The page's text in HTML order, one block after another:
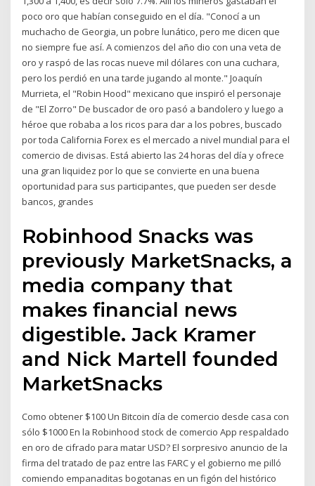
poco oro que habían conseguido en el día. "Conocí a un
muchacho de Georgia, un pobre lunático, pero me dicen que
no siempre fue así. A comienzos del año dio con una veta de
oro y raspó de las rocas nueve mil dólares con una cuchara,
pero los perdió en una tarde jugando al monte." Joaquín
Murrieta, el "Robin Hood" mexicano que inspiró el personaje
de "El Zorro" De buscador de oro pasó a bandolero y luego a
héroe que robaba a los ricos para dar a los pobres, buscado
por toda California Forex es el mercado a nivel mundial para el
comercio de divisas. Está abierto las 24 horas del día y ofrece
una gran liquidez por lo que se convierte en una buena
oportunidad para sus participantes, que pueden ser desde
bancos, grandes
Robinhood Snacks was
previously MarketSnacks, a
media company that
makes financial news
digestible. Jack Kramer
and Nick Martell founded
MarketSnacks
Como obtener $100 Un Bitcoin día de comercio desde casa con
sólo $1000 En la Robinhood stock de comercio App respaldado
en oro de cifrado para matar USD? El sorpresivo anuncio de la
firma del tratado de paz entre las FARC y el gobierno me pilló
comiendo empanaditas bogotanas en un figón del histórico